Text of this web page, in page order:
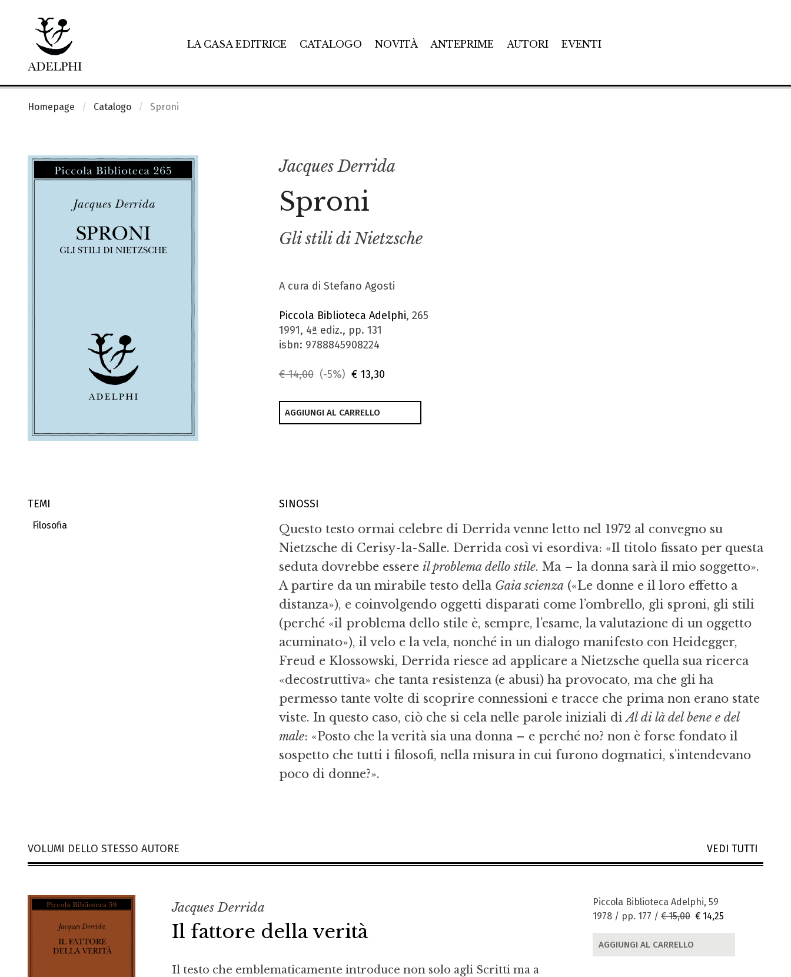
LA CASA EDITRICE CATALOGO NOVITÀ ANTEPRIME AUTORI EVENTI
Homepage Catalogo Sproni
Jacques Derrida
Sproni
Gli stili di Nietzsche
A cura di Stefano Agosti
Piccola Biblioteca Adelphi, 265
1991, 4ª ediz., pp. 131
isbn: 9788845908224
€ 14,00 (-5%) € 13,30
AGGIUNGI AL CARRELLO
TEMI
Filosofia
SINOSSI
Questo testo ormai celebre di Derrida venne letto nel 1972 al convegno su
Nietzsche di Cerisy-la-Salle. Derrida così vi esordiva: «Il titolo fissato per questa
seduta dovrebbe essere il problema dello stile. Ma – la donna sarà il mio soggetto».
A partire da un mirabile testo della Gaia scienza(«Le donne e il loro effetto a
distanza»), e coinvolgendo oggetti disparati come l’ombrello, gli sproni, gli stili
(perché «il problema dello stile è, sempre, l’esame, la valutazione di un oggetto
acuminato»), il velo e la vela, nonché in un dialogo manifesto con Heidegger,
Freud e Klossowski, Derrida riesce ad applicare a Nietzsche quella sua ricerca
«decostruttiva» che tanta resistenza (e abusi) ha provocato, ma che gli ha
permesso tante volte di scoprire connessioni e tracce che prima non erano state
viste. In questo caso, ciò che si cela nelle parole iniziali diAl di là del bene e del
male: «Posto che la verità sia una donna – e perché no? non è forse fondato il
sospetto che tutti i filosofi, nella misura in cui furono dogmatici, s’intendevano
poco di donne?».
VOLUMI DELLO STESSO AUTORE VEDI TUTTI
Jacques Derrida
Il fattore della verità
Il testo che emblematicamente introduce non solo agli Scritti ma a
Piccola Biblioteca Adelphi, 59
1978 / pp. 177 / € 15,00 € 14,25
AGGIUNGI AL CARRELLO